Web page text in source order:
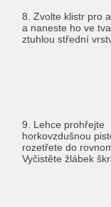
8. Zvolte klistr pro
a naneste ho ve
ztuhlou střední
9. Lehce prohřejte
horkovzdušnou
rozetřete do
Vyčistěte žlábek